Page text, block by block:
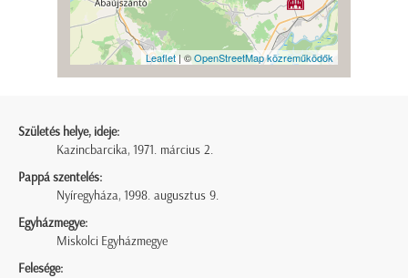
Leaflet | ©OpenStreetMap közreműködők
Születés helye, ideje:
Kazincbarcika, 1971. március 2.
Pappá szentelés:
Nyíregyháza, 1998. augusztus 9.
Egyházmegye:
Miskolci Egyházmegye
Felesége: